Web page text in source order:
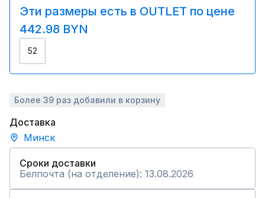
Эти размеры есть в OUTLET по цене
442.98 BYN
52
Более 39 раз добавили в корзину
Доставка
Минск
Сроки доставки
Белпочта (на отделение): 13.08.2026